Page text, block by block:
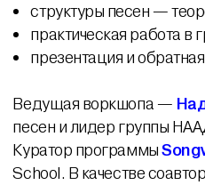
структуры песен —
практическая работа в
презентация и
Ведущая воркшопа —
песен и лидер группы
Куратор программы
School. В качестве